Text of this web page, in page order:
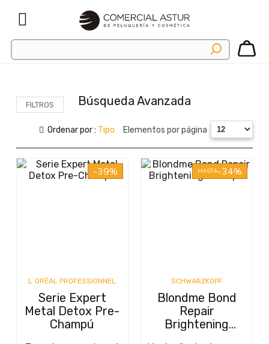
Búsqueda Avanzada
FILTROS
Elementos por página
Ordenar por : Tipo
-39%
L`ORÉAL PROFESSIONNEL
Serie Expert
Metal Detox Pre-
Champú
HASTA-34%
SCHWARZKOPF
Blondme Bond
Repair
Brightening